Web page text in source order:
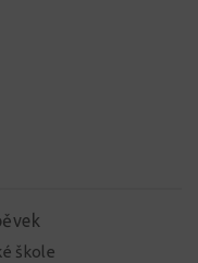
škole